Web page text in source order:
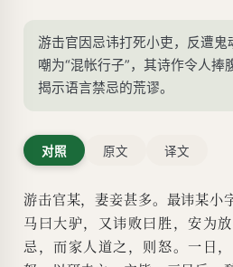
游击官因忌讳打死小吏，反遭鬼
嘲为“混帐行子”，其诗作令人捧
揭示语言禁忌的荒谬。
对照 原文 译文
游击官某，妻妾甚多。最讳某小
马曰大驴，又讳败曰胜，安为
忌，而家人道之，则怒。一日